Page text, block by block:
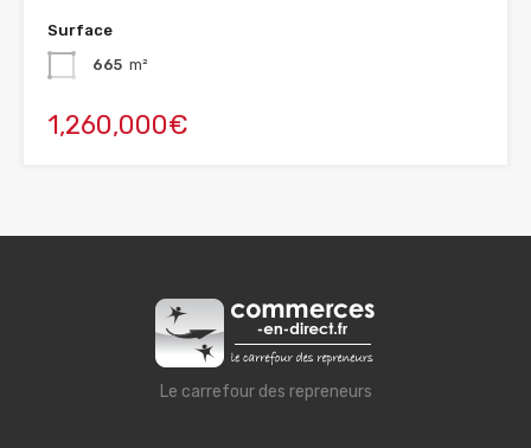
Surface
665 m²
1,260,000€
Le carrefour des repreneurs